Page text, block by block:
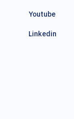
Youtube
Linkedin